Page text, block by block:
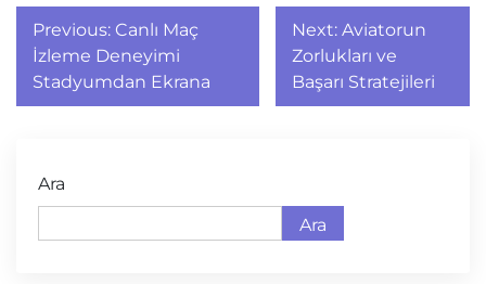
Yazı
gezinmesi
Previous: Canlı Maç
İzleme Deneyimi
Stadyumdan Ekrana
Next: Aviatorun
Zorlukları ve
Başarı Stratejileri
Ara
Ara